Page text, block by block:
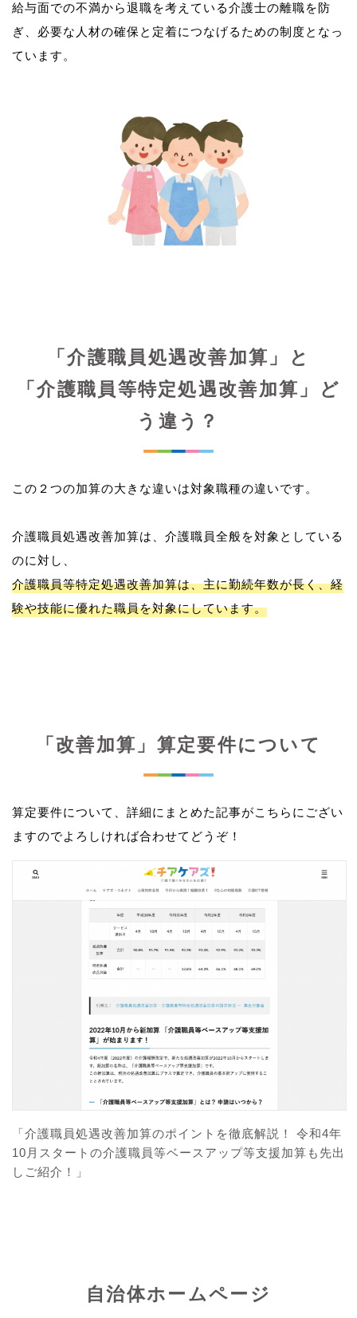
給与面での不満から退職を考えている介護士の離職を防
ぎ、必要な人材の確保と定着につなげるための制度となっ
ています。
「介護職員処遇改善加算」と
「介護職員等特定処遇改善加算」ど
う違う？
この２つの加算の大きな違いは対象職種の違いです。
介護職員処遇改善加算は、介護職員全般を対象としている
介護職員等特定処遇改善加算は、主に勤続年数が長く、経
験や技能に優れた職員を対象にしています。
「改善加算」算定要件について
算定要件について、詳細にまとめた記事がこちらにござい
ますのでよろしければ合わせてどうぞ！
「介護職員処遇改善加算のポイントを徹底解説！ 令和4年
10月スタートの介護職員等ベースアップ等支援加算も先出
しご紹介！」
自治体ホームページ